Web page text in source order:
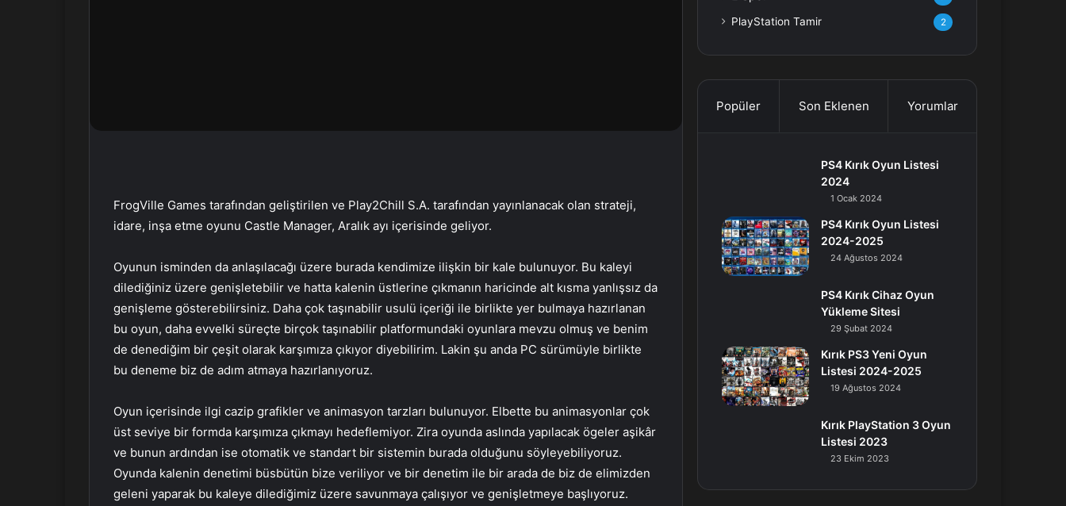
FrogVille Games tarafından geliştirilen ve Play2Chill S.A. tarafından yayınlanacak olan strateji,
idare, inşa etme oyunu Castle Manager, Aralık ayı içerisinde geliyor.
Oyunun isminden da anlaşılacağı üzere burada kendimize ilişkin bir kale bulunuyor. Bu kaleyi
dilediğiniz üzere genişletebilir ve hatta kalenin üstlerine çıkmanın haricinde alt kısma yanlışsız da
genişleme gösterebilirsiniz. Daha çok taşınabilir usulü içeriği ile birlikte yer bulmaya hazırlanan
bu oyun, daha evvelki süreçte birçok taşınabilir platformundaki oyunlara mevzu olmuş ve benim
de denediğim bir çeşit olarak karşımıza çıkıyor diyebilirim. Lakin şu anda PC sürümüyle birlikte
bu deneme biz de adım atmaya hazırlanıyoruz.
Oyun içerisinde ilgi cazip grafikler ve animasyon tarzları bulunuyor. Elbette bu animasyonlar çok
üst seviye bir formda karşımıza çıkmayı hedeflemiyor. Zira oyunda aslında yapılacak ögeler aşikâr
ve bunun ardından ise otomatik ve standart bir sistemin burada olduğunu söyleyebiliyoruz.
Oyunda kalenin denetimi büsbütün bize veriliyor ve bir denetim ile bir arada de biz de elimizden
geleni yaparak bu kaleye dilediğimiz üzere savunmaya çalışıyor ve genişletmeye başlıyoruz.
PlayStation Tamir 2
Popüler Son Eklenen Yorumlar
PS4 Kırık Oyun Listesi
2024
1 Ocak 2024
PS4 Kırık Oyun Listesi
2024-2025
24 Ağustos 2024
PS4 Kırık Cihaz Oyun
Yükleme Sitesi
29 Şubat 2024
Kırık PS3 Yeni Oyun
Listesi 2024-2025
19 Ağustos 2024
Kırık PlayStation 3 Oyun
Listesi 2023
23 Ekim 2023